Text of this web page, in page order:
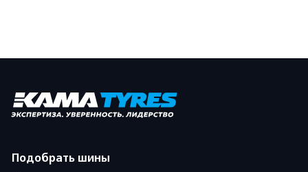
Подобрать шины